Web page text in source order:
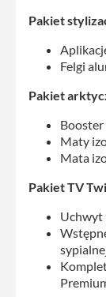
Pakiet
Felgi
Pakiet
Maty
Mata
Pakiet TV
Uchwyt